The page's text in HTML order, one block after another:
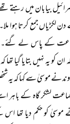
بیابان میں رہتے
جمع کرتا ہوا
کے پاس لے
ان کو یہ نہیں بتایا گیا
نے موسیٰ سے کہا کہ
لشکر گاہ کے باہر
نے موسیٰ کو حکم دیا تھا